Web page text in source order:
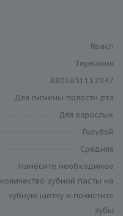
Reach
Германия
8801051112047
Для гигиены полости рта
Для взрослых
Голубой
Средняя
Нанесите необходимое
количество зубной пасты на
зубную щетку и почистите
зубы